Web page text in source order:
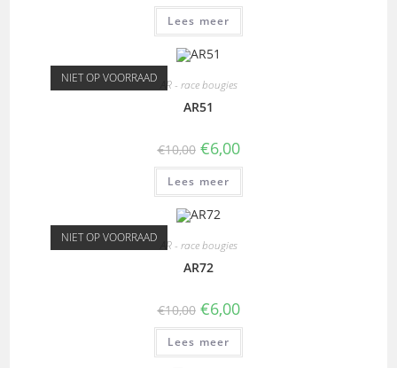
Lees meer
NIET OP VOORRAAD AR - race bougies
AR51
€10,00 €6,00
Lees meer
NIET OP VOORRAAD AR - race bougies
AR72
€10,00 €6,00
Lees meer